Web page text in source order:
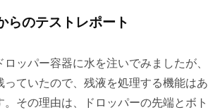
らのテストレポート
ッパー容器に水を注いでみましたが、
っていたので、残液を処理する機能はあ
。その理由は、ドロッパーの先端とボト